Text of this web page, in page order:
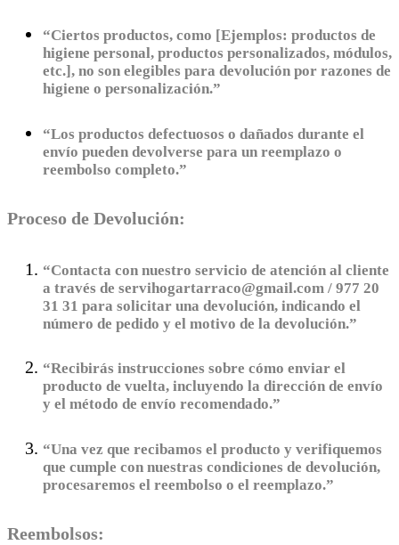
“Ciertos productos, como [Ejemplos: productos de
higiene personal, productos personalizados, módulos,
etc.], no son elegibles para devolución por razones de
higiene o personalización.”
“Los productos defectuosos o dañados durante el
envío pueden devolverse para un reemplazo o
reembolso completo.”
Proceso de Devolución:
“Contacta con nuestro servicio de atención al cliente
a través de servihogartarraco@gmail.com / 977 20
31 31 para solicitar una devolución, indicando el
número de pedido y el motivo de la devolución.”
“Recibirás instrucciones sobre cómo enviar el
producto de vuelta, incluyendo la dirección de envío
y el método de envío recomendado.”
“Una vez que recibamos el producto y verifiquemos
que cumple con nuestras condiciones de devolución,
procesaremos el reembolso o el reemplazo.”
Reembolsos: